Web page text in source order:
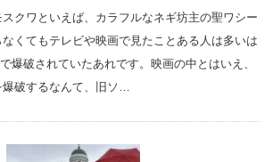
クワといえば、カラフルなネギ坊主の聖ワシー
くてもテレビや映画で見たことある人は多いは
爆破されていたあれです。映画の中とはいえ、
爆破するなんて、旧ソ…